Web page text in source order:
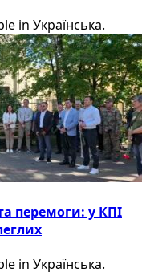
in Українська.
перемоги: у КПІ
in Українська.